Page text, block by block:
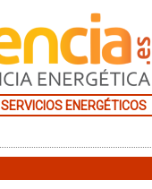
SERVICIOS ENERGÉTICOS